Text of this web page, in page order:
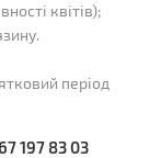
квітів);
період
197 83 03